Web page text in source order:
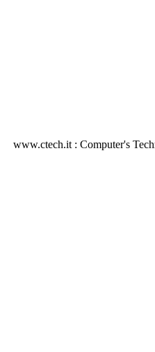
www.ctech.it : Computer's